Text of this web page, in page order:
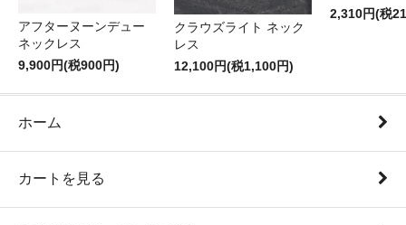
アフターヌーンデュー
ネックレス
9,900円(税900円)
クラウズライト ネック
レス
12,100円(税1,100円)
2,310円(税
ホーム
カートを見る